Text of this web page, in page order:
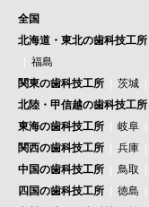
全国
北海道・東北の歯科技工所
福島
関東の歯科技工所
茨城
北陸・甲信越の歯科技工所
東海の歯科技工所
岐阜
関西の歯科技工所
兵庫
中国の歯科技工所
鳥取
四国の歯科技工所
徳島